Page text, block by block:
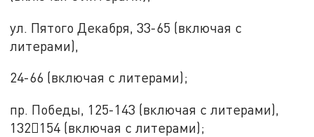
ул. Пятого Декабря, 33-65 (включая с
литерами),
24-66 (включая с литерами);
пр. Победы, 125-143 (включая с литерами),
132154 (включая с литерами);